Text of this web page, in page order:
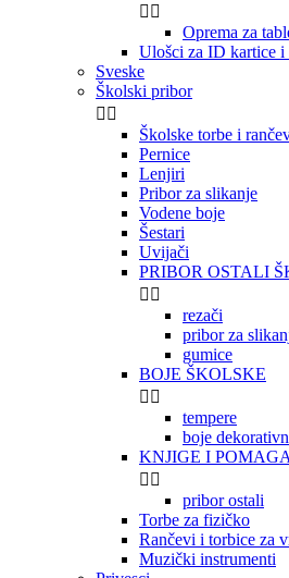
 
Oprema za
Ulošci za ID kartice i
Sveske
Školski pribor
 
Školske torbe i
Pernice
Lenjiri
Pribor za slikanje
Vodene boje
Šestari
Uvijači
PRIBOR OSTALI
 
rezači
pribor za
gumice
BOJE ŠKOLSKE
 
tempere
boje
KNJIGE I
 
pribor ostali
Torbe za fizičko
Rančevi i torbice za
Muzički instrumenti